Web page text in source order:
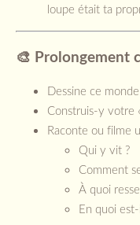
loupe était ta
🎨 Prolongement
Dessine ce
Construis-y votre
Raconte ou filme
Qui y vit ?
Comment
À quoi
En quoi